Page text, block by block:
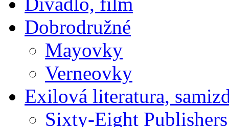
Dobrodružné
Mayovky
Verneovky
Exilová literatura,
Sixty-Eight Publishers